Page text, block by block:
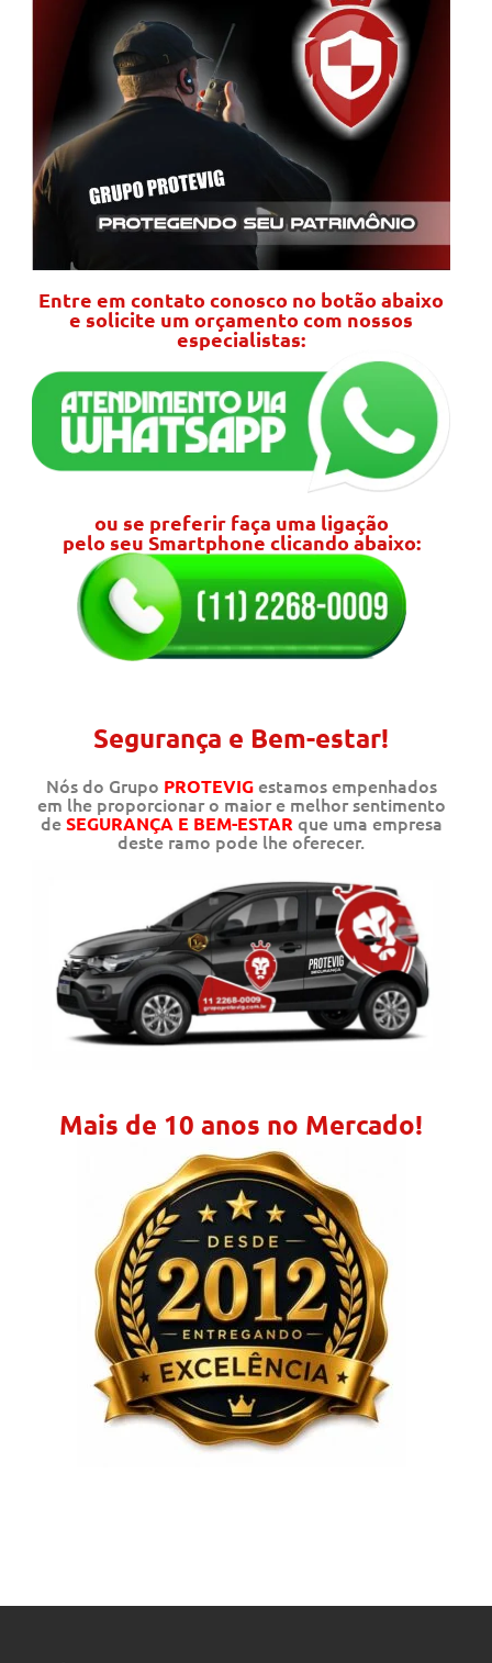
Entre em contato conosco no botão abaixo
e solicite um orçamento com nossos
especialistas:
ou se preferir faça uma ligação
pelo seu Smartphone clicando abaixo:
Segurança e Bem-estar!
Nós do Grupo PROTEVIGestamos empenhados
em lhe proporcionar o maior e melhor sentimento
deSEGURANÇA E BEM-ESTAR que uma empresa
deste ramo pode lhe oferecer.
Mais de 10 anos no Mercado!